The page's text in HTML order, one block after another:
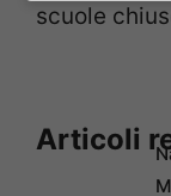
scuole
Articoli